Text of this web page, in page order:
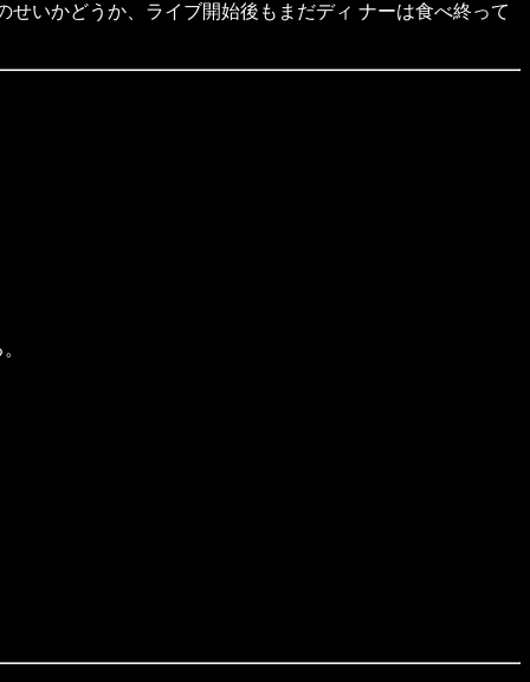
いかどうか、ライブ開始後もまだディ ナーは食べ終って